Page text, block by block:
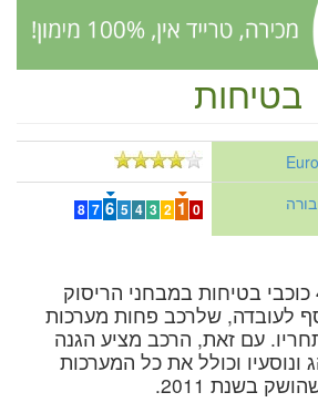
בטיחות
0
1
2
3
4
5
6
7
8
הרכב קיבל רק 4 כוכבי בטיחות במבחני הריסוק
לעובדה, שלרכב פחות מערכות
עם זאת, הרכב מציע הגנה
ונוסעיו וכולל את כל המערכות
בשנת 2011.